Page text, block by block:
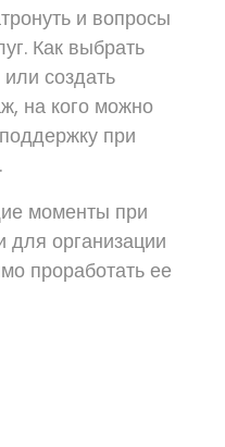
и вопросы
Как выбрать
создать
на кого можно
при
моменты при
для организации
проработать ее